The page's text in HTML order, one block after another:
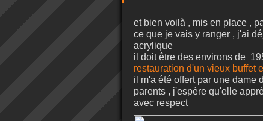
et bien voilà , mis en place ,
ce que je vais y ranger , j'ai
acrylique
il doit être des environs de
restauration d'un vieux buffet
il m'a été offert par une dame
parents , j'espère qu'elle
avec respect